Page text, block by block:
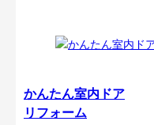
かんたん室内ドア
リフォーム